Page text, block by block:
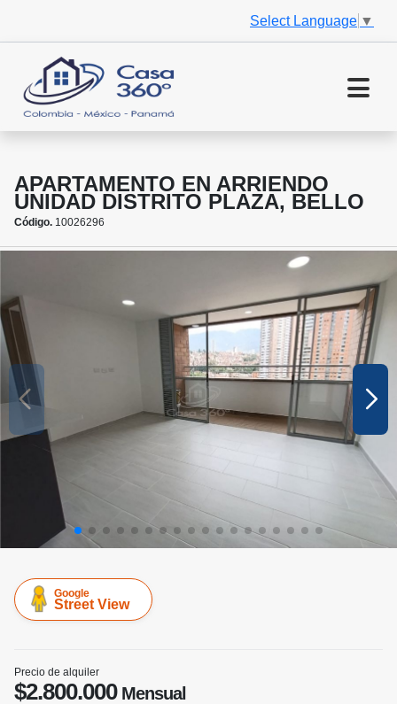
Select Language ▼
APARTAMENTO EN ARRIENDO
UNIDAD DISTRITO PLAZA, BELLO
Código. 10026296
Google
Street View
Precio de alquiler
$2.800.000Mensual